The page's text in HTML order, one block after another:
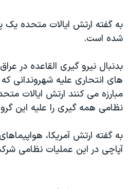
علم و فناوری
اسرائیل در جنگ
گالری عکس
آرشیو پخش زنده
رمز مهسا
ورزش زنان در ایران
اعتراضات زن، زندگی، آزادی
مجموعه مستندهای دادخواهی
تریبونال مردمی آبان ۹۸
چهل سال گروگان‌گیری
قانون شفافیت دارائی کادر رهبری
زبانهای مختلف
به گفته ارتش ايالات متحده يک
شده است.
بدنبال نيرو گيری القاعده در
های انتحاری عليه شهروندانی
مبارزه می کنند ارتش ايالات
نظامی همه گيری را عليه اين
آپاچی در اين عمليات نظامی